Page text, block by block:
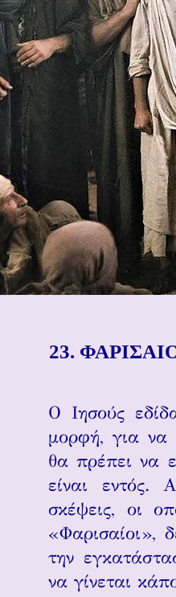
23.
Ο Ιησούς
μορφή, για να
θα πρέπει να
είναι εντός.
σκέψεις, οι
«Φαρισαίοι»,
την
να γίνεται